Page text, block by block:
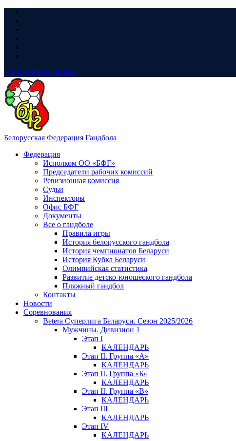
LIVE ТРАНСЛЯЦИЯ
Белорусская Федерация Гандбола
Федерация
Исполком ОО «БФГ»
Председатели рабочих комиссий
Ревизионная комиссия
Судьи
Инспекторы
Офис БФГ
Документы
Все о гандболе
Правила игры
История белорусского гандбола
История чемпионатов Беларуси
История Кубка Беларуси
Олимпийская статистика
Развитие детско-юношеского гандбола
Пляжный гандбол
Контакты
Новости
Соревнования
Betera Суперлига Беларуси. Сезон 2025/2026
Мужчины. Дивизион 1
Этап I
КАЛЕНДАРЬ
Этап II. Группа «А»
КАЛЕНДАРЬ
Этап II. Группа «Б»
КАЛЕНДАРЬ
Этап II. Группа «В»
КАЛЕНДАРЬ
Этап III
КАЛЕНДАРЬ
Этап IV
КАЛЕНДАРЬ